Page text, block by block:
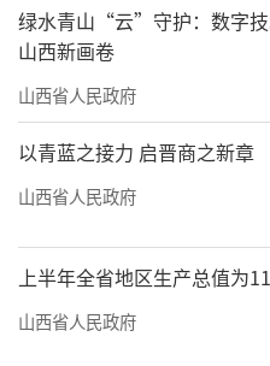
转型发展，并非
沉睡的基因。对于我
过于五千年文明留下
如今，这些“沉睡的
场需求重新激活，转化
的“新流量”。
这股流量来得迅
神话：悟空》的游戏
西的古建，让隰县小
绿水青山“云”守护：数字
山西新画卷
山西省人民政府
以青蓝之接力 启晋商之新章
山西省人民政府
上半年全省地区生产总值为
山西省人民政府